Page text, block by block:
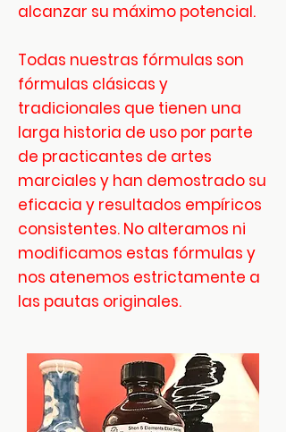
alcanzar su máximo potencial.
Todas nuestras fórmulas son
fórmulas clásicas y
tradicionales que tienen una
larga historia de uso por parte
de practicantes de artes
marciales y han demostrado su
eficacia y resultados empíricos
consistentes. No alteramos ni
modificamos estas fórmulas y
nos atenemos estrictamente a
las pautas originales.